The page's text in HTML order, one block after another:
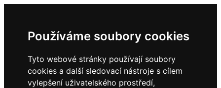
Používáme soubory cookies
Tyto webové stránky používají soubory
cookies a další sledovací nástroje s cílem
vylepšení uživatelského prostředí,